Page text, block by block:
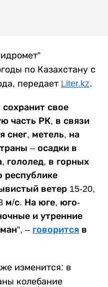
по Казахстану с
передает Liter.kz.
свое
часть РК, в связи
снег, метель, на
– осадки в
гололед, в горных
республике
ветер 15-20,
м/с. На юге, юго-
и утренние
– говорится в
изменится: в
колебание